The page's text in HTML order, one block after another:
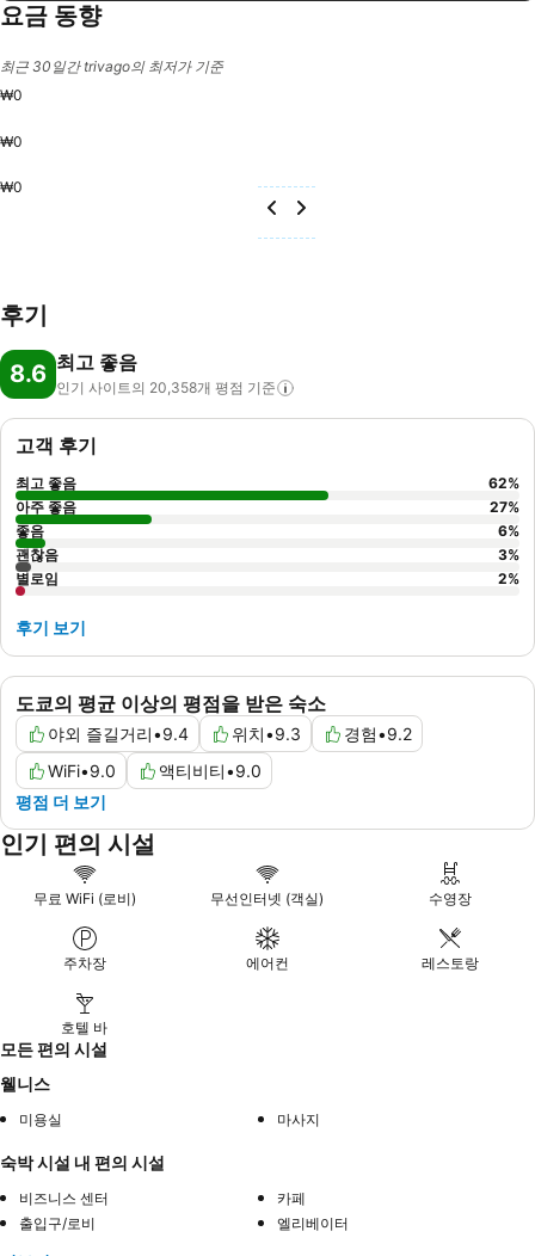
요금 동향
최근 30일간 trivago의 최저가 기준
₩0
₩0
₩0
후기
8.6 최고 좋음
인기 사이트의 20,358개 평점 기준
도쿄의 평균 이상의 평점을 받은 숙소
야외 즐길거리•9.4 위치•9.3 경험•9.2
WiFi•9.0 액티비티•9.0
평점 더 보기
고객 후기
최고 좋음 62%
아주 좋음
27%
좋음
6%
괜찮음
3%
별로임
2%
후기 보기
인기 편의 시설
무료 WiFi (로비) 무선인터넷 (객실) 수영장
주차장 에어컨 레스토랑
호텔 바
모든 편의 시설
웰니스
미용실 마사지
숙박 시설 내 편의 시설
비즈니스 센터
카페
출입구/로비
엘리베이터